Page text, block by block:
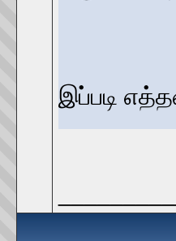
இப்படி